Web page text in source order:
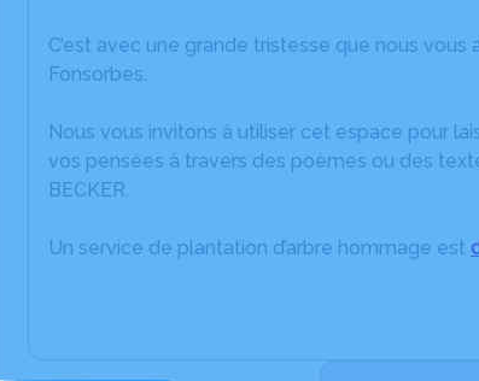
C’est avec une grande tristesse que nous
Fonsorbes.
Nous vous invitons à utiliser cet espace pour
vos pensées à travers des poèmes ou des
BECKER.
Un service de plantation d’arbre hommage est